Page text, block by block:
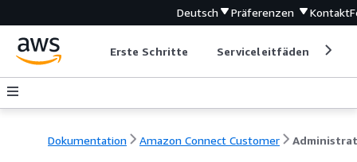
Deutsch Präferenzen Kontakt
Erste Schritte Serviceleitfäden
Dokumentation Amazon Connect Customer